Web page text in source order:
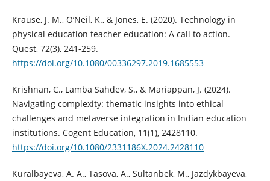
Krause, J. M., O’Neil, K., & Jones, E. (2020). Technology in
physical education teacher education: A call to action.
Quest, 72(3), 241-259.
https://doi.org/10.1080/00336297.2019.1685553
Krishnan, C., Lamba Sahdev, S., & Mariappan, J. (2024).
Navigating complexity: thematic insights into ethical
challenges and metaverse integration in Indian education
institutions. Cogent Education, 11(1), 2428110.
https://doi.org/10.1080/2331186X.2024.2428110
Kuralbayeva, A. A., Tasova, A., Sultanbek, M., Jazdykbayeva,